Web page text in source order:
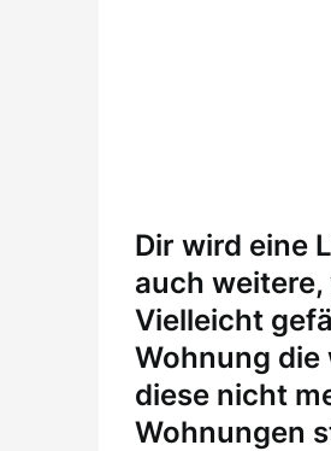
Dir wird eine
auch
Vielleicht
Wohnung
diese nicht
Wohnungen